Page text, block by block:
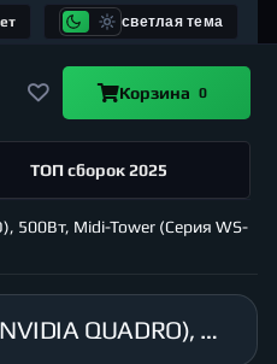
светлая тема
Корзина 0
ТОП сборок 2025
500Вт, Midi-Tower (Серия WS-
Рабочая станция GANSOR-962040 Intel i9-10940X 3.3 ГГц, X299, 32Гб 2666 МГц, SSD 480Гб, HDD 4Тб, RTX 4000 8Гб (NVIDIA QUADRO), 500Вт, Midi-Tower (Серия WS-ADVANCED)